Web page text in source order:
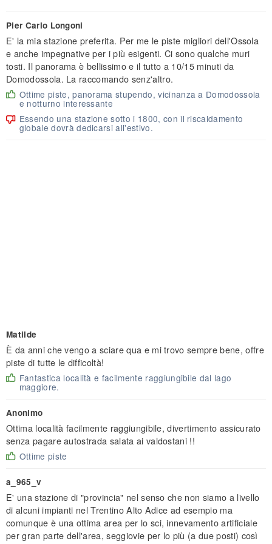
Pier Carlo Longoni
E' la mia stazione preferita. Per me le piste migliori dell'Ossola
e anche impegnative per i più esigenti. Ci sono qualche muri
tosti. Il panorama è bellissimo e il tutto a 10/15 minuti da
Domodossola. La raccomando senz'altro.
Ottime piste, panorama stupendo, vicinanza a Domodossola
e notturno interessante
Essendo una stazione sotto i 1800, con il riscaldamento
globale dovrà dedicarsi all'estivo.
Matilde
È da anni che vengo a sciare qua e mi trovo sempre bene, offre
piste di tutte le difficoltà!
Fantastica località e facilmente raggiungibile dal lago
maggiore.
Anonimo
Ottima località facilmente raggiungibile, divertimento assicurato
senza pagare autostrada salata ai valdostani !!
Ottime piste
a_965_v
E' una stazione di "provincia" nel senso che non siamo a livello
di alcuni impianti nel Trentino Alto Adice ad esempio ma
comunque è una ottima area per lo sci, innevamento artificiale
per gran parte dell'area, seggiovie per lo più (a due posti) così